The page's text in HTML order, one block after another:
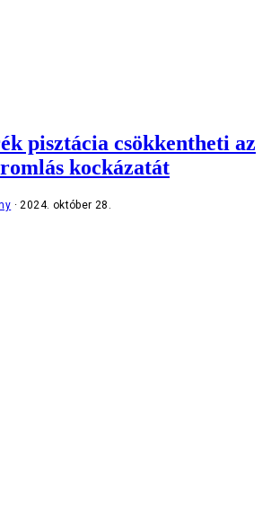
pisztácia csökkentheti az
kockázatát
2024. október 28.